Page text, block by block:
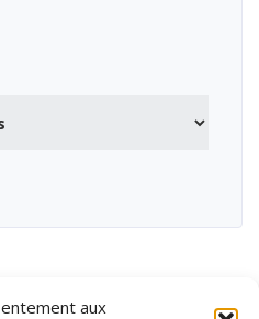
aux